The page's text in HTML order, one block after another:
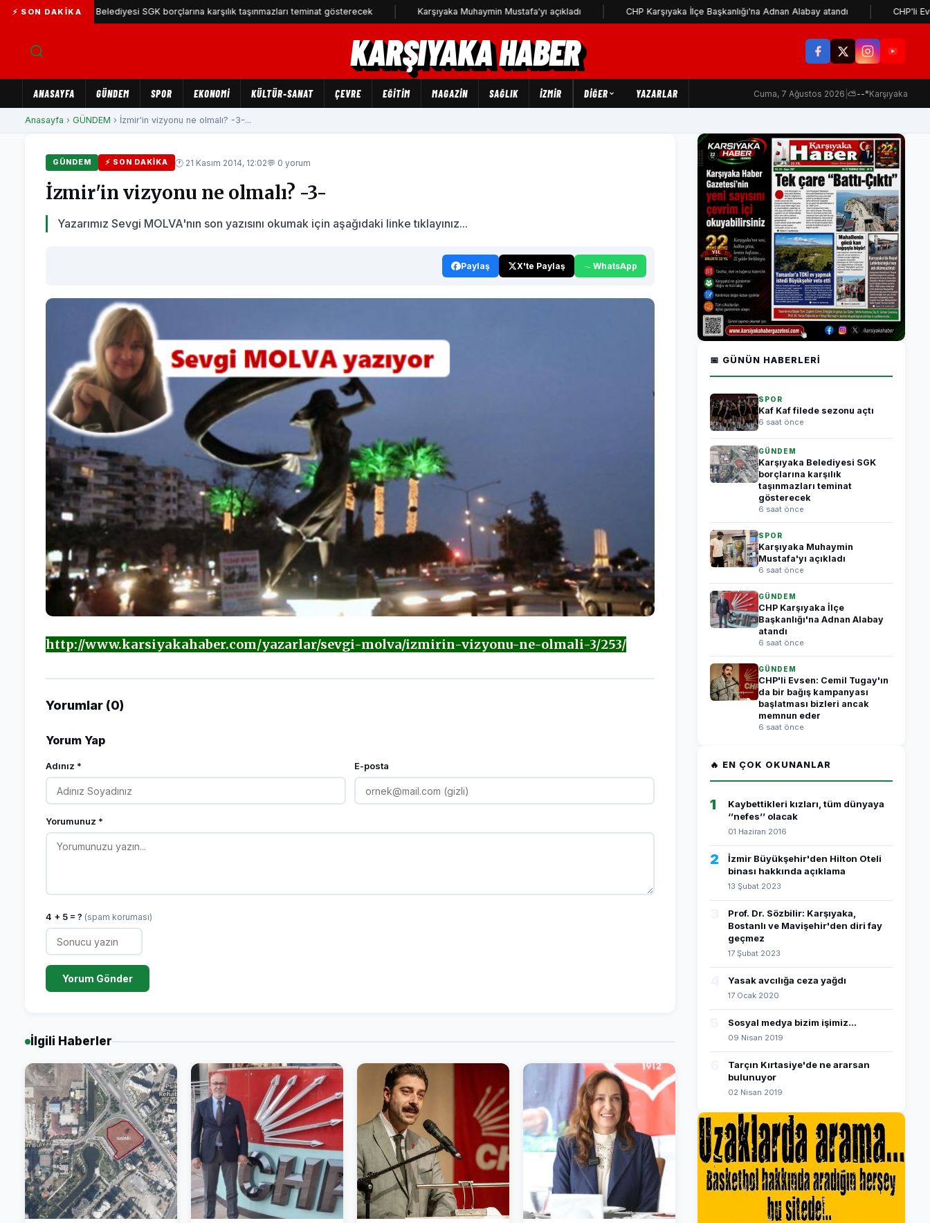
⚡ SON DAKIKA
Karşıyaka Belediyesi SGK borçlarına karşılık taşınmazları teminat gösterecek Karşıyaka Muhaymin Mustafa'yı açıkladı CHP Karşıyaka İlçe Başkanlığı'na Adnan Alabay atandı CHP'li Evsen:
KARŞIYAKA HABER
ANASAYFA GÜNDEM SPOR EKONOMİ KÜLTÜR-SANAT ÇEVRE EĞİTİM MAGAZİN SAĞLIK İZMİR DIĞER YAZARLAR Cuma, 7 Ağustos 2026 ⛅--°Karşıyaka
Anasayfa › GÜNDEM › İzmir'in vizyonu ne olmalı? -3-...
GÜNDEM ⚡ SON DAKIKA 🕐 21 Kasım 2014, 12:02💬 0 yorum
İzmir'in vizyonu ne olmalı? -3-
Yazarımız Sevgi MOLVA'nın son yazısını okumak için aşağıdaki linke tıklayınız...
Paylaş X'te Paylaş WhatsApp
http://www.karsiyakahaber.com/yazarlar/sevgi-molva/izmirin-vizyonu-ne-olmali-3/253/
Yorumlar (0)
Yorum Yap
Adınız * E-posta
Yorumunuz *
4 + 5 = ? (spam koruması)
Yorum Gönder
İlgili Haberler
📅 GÜNÜN HABERLERI
SPOR
Kaf Kaf filede sezonu açtı
6 saat önce
GÜNDEM
Karşıyaka Belediyesi SGK
borçlarına karşılık
taşınmazları teminat
gösterecek
6 saat önce
SPOR
Karşıyaka Muhaymin
Mustafa'yı açıkladı
6 saat önce
GÜNDEM
CHP Karşıyaka İlçe
Başkanlığı'na Adnan Alabay
atandı
6 saat önce
GÜNDEM
CHP'li Evsen: Cemil Tugay'ın
da bir bağış kampanyası
başlatması bizleri ancak
memnun eder
6 saat önce
🔥 EN ÇOK OKUNANLAR
1
Kaybettikleri kızları, tüm dünyaya
‘’nefes’’ olacak
01 Haziran 2016
2
İzmir Büyükşehir'den Hilton Oteli
binası hakkında açıklama
13 Şubat 2023
Prof. Dr. Sözbilir: Karşıyaka,
Bostanlı ve Mavişehir'den diri fay
geçmez
17 Şubat 2023
Yasak avcılığa ceza yağdı
17 Ocak 2020
Sosyal medya bizim işimiz...
09 Nisan 2019
Tarçın Kırtasiye'de ne ararsan
bulunuyor
02 Nisan 2019